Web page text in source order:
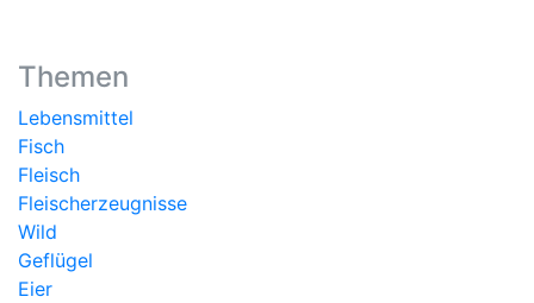
Themen
Lebensmittel
Fisch
Fleisch
Fleischerzeugnisse
Wild
Geflügel
Eier